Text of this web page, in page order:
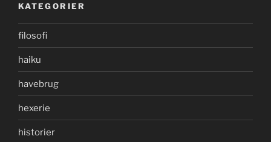
KATEGORIER
filosofi
haiku
havebrug
hexerie
historier